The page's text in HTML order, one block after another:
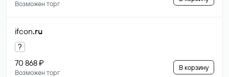
Возможен торг
ifcon.ru
?
70 868 ₽
Возможен торг
В корзину